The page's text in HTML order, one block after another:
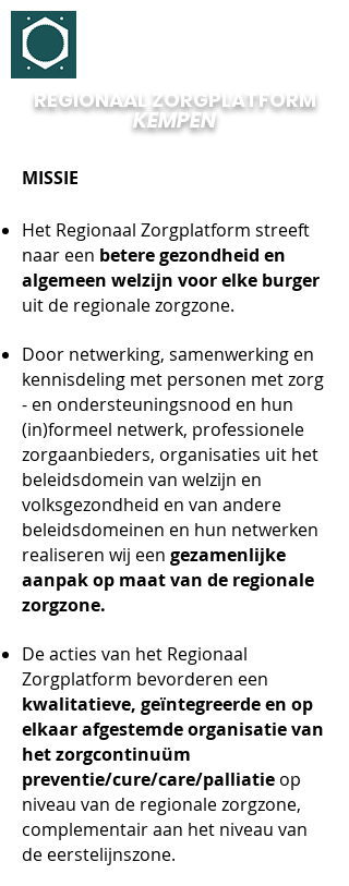
REGIONAAL ZORGPLATFORM
KEMPEN
MISSIE
Het Regionaal Zorgplatform streeft
naar een betere gezondheid en
algemeen welzijn voor elke burger
uit de regionale zorgzone.
Door netwerking, samenwerking en
kennisdeling met personen met zorg
- en ondersteuningsnood en hun
(in)formeel netwerk, professionele
zorgaanbieders, organisaties uit het
beleidsdomein van welzijn en
volksgezondheid en van andere
beleidsdomeinen en hun netwerken
realiseren wij een gezamenlijke
aanpak op maat van de regionale
zorgzone.
De acties van het Regionaal
Zorgplatform bevorderen een
kwalitatieve, geïntegreerde en op
elkaar afgestemdeorganisatie van
het zorgcontinuüm
preventie/cure/care/palliatie op
niveau van de regionale zorgzone,
complementair aan het niveau van
de eerstelijnszone.